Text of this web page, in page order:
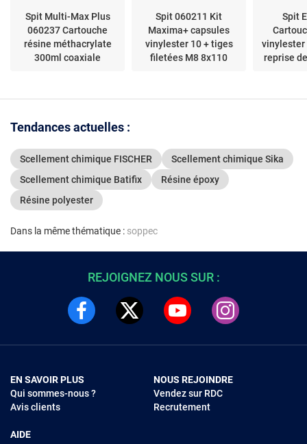
Spit Multi-Max Plus
060237 Cartouche
résine méthacrylate
300ml coaxiale
Spit 060211 Kit
Maxima+ capsules
vinylester 10 + tiges
filetées M8 8x110
Spit
vinylester
reprise
Tendances actuelles :
Scellement chimique FISCHER
Scellement chimique Sika
Scellement chimique Batifix
Résine époxy
Résine polyester
Dans la même thématique : soppec
REJOIGNEZ NOUS SUR :
EN SAVOIR PLUS
Qui sommes-nous ?
Avis clients
AIDE
NOUS REJOINDRE
Vendez sur RDC
Recrutement